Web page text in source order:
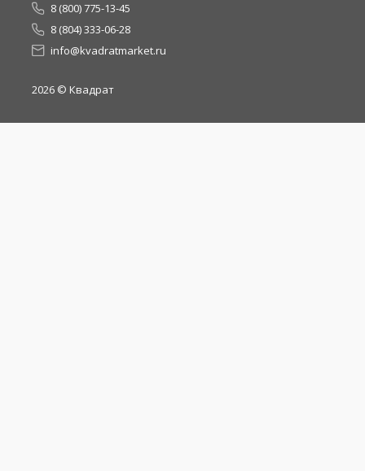
8 (800) 775-13-45
8 (804) 333-06-28
info@kvadratmarket.ru
2026 © Квадрат